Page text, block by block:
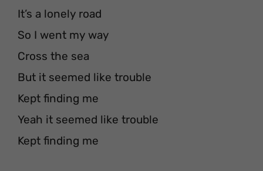
It’s a lonely road
So I went my way
Cross the sea
But it seemed like trouble
Kept finding me
Yeah it seemed like trouble
Kept finding me